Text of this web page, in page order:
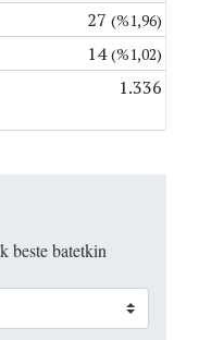
27 (%1,96)
14(%1,02)
1.336
beste batetkin